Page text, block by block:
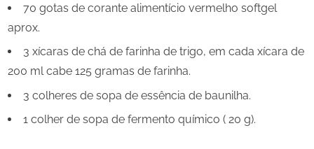
70 gotas de corante alimentício vermelho softgel
aprox.
3 xícaras de chá de farinha de trigo, em cada xícara de
200 ml cabe 125 gramas de farinha.
3 colheres de sopa de essência de baunilha.
1 colher de sopa de fermento químico ( 20 g).